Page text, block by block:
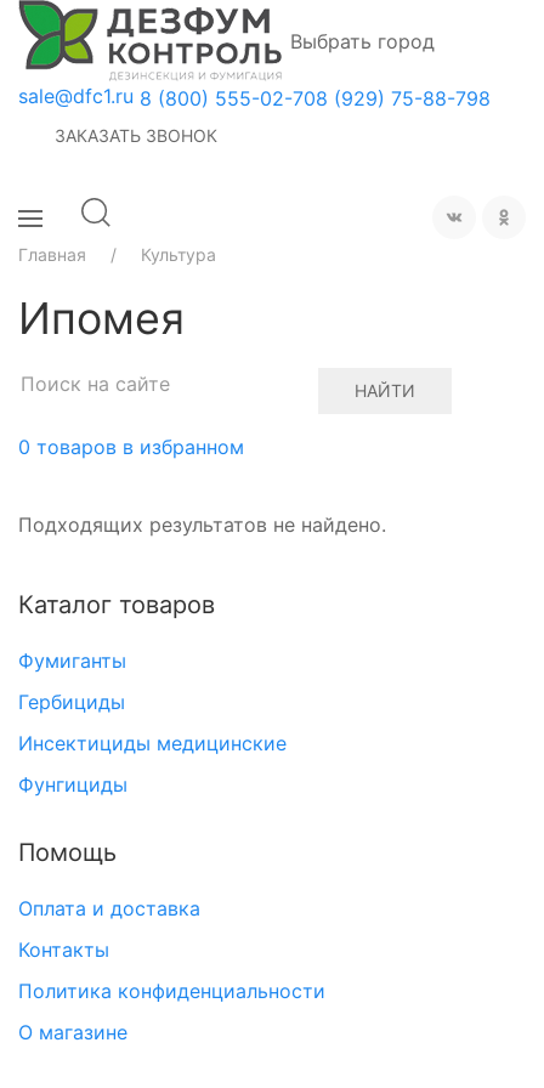
Выбрать город
sale@dfc1.ru 8 (800) 555-02-708 (929) 75-88-798
ЗАКАЗАТЬ ЗВОНОК
Главная Культура
Ипомея
НАЙТИ
0 товаров в избранном
Подходящих результатов не найдено.
Каталог товаров
Фумиганты
Гербициды
Инсектициды медицинские
Фунгициды
Помощь
Оплата и доставка
Контакты
Политика конфиденциальности
О магазине